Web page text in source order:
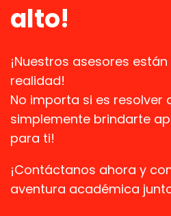
alto!
¡Nuestros asesores
realidad!
No importa si es resolver
simplemente brindarte
para ti!
¡Contáctanos ahora y
aventura académica